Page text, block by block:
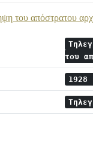
του απόστρατου
του
1928